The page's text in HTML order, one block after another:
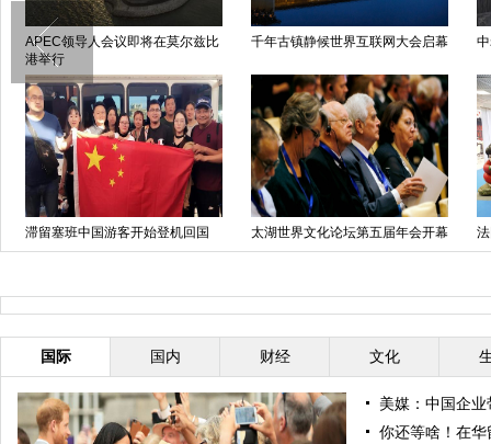
APEC领导人会议即将在莫尔兹比
港举行
千年古镇静候世界互联网大会启幕
滞留塞班中国游客开始登机回国
太湖世界文化论坛第五届年会开幕
式在京举行
国际 国内 财经 文化
美媒：中国企
你还等啥！在